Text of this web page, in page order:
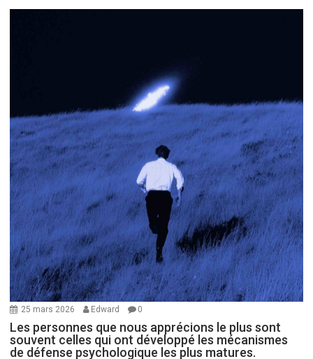
25 mars 2026 Edward 0
Les personnes que nous apprécions le plus sont
souvent celles qui ont développé les mécanismes
de défense psychologique les plus matures.